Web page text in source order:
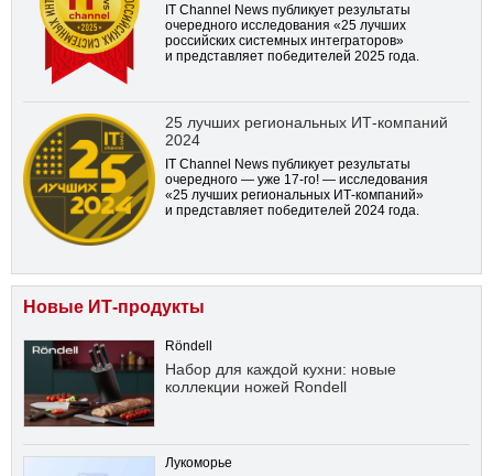
IT Channel News публикует результаты
очередного исследования «25 лучших
российских системных интеграторов»
и представляет победителей 2025 года.
25 лучших региональных ИТ-компаний
2024
IT Channel News публикует результаты
очередного — уже 17-го! — исследования
«25 лучших региональных ИТ-компаний»
и представляет победителей 2024 года.
Новые ИТ-продукты
Röndell
Набор для каждой кухни: новые
коллекции ножей Rondell
Лукоморье